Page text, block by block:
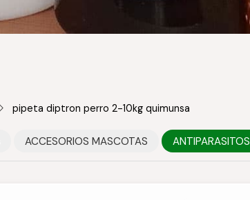
pipeta diptron perro 2-10kg quimunsa
ACCESORIOS MASCOTAS ANTIPARASITOS